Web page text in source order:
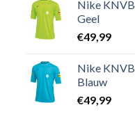
Nike
Geel
€49,99
Nike
Blauw
€49,99